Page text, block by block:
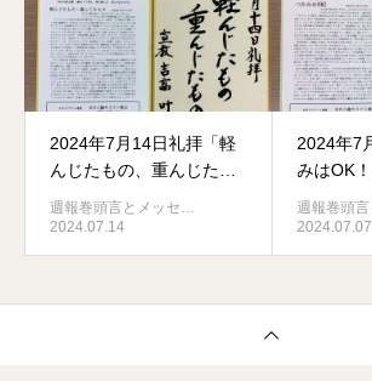
2024年7月14日礼拝「軽
んじたもの、重んじたも
の」
週報巻頭言とメッセ…
2024.07.14
2024年7
みはOK！
週報巻頭
2024.07.07